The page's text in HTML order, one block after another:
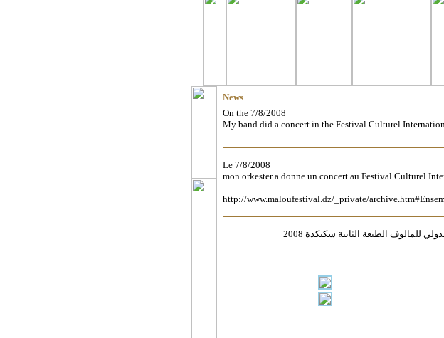
News
On the 7/8/2008
My band did a concert in the Festival Culturel
Le 7/8/2008
mon orkester a donne un concert au Festival Culturel
http://www.maloufestival.dz/_private/